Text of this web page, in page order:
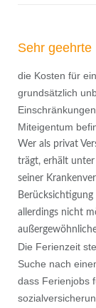
Sehr geehrte
die Kosten für
grundsätzlich
Miteigentum
Wer als privat
trägt, erhält unter
seiner
allerdings nicht
Die Ferienzeit
Suche nach
dass Ferienjobs